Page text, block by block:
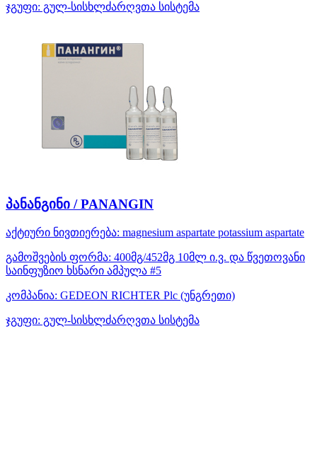
ჯგუფი: გულ-სისხლძარღვთა სისტემა
პანანგინი / PANANGIN
აქტიური ნივთიერება: magnesium aspartate potassium aspartate
გამოშვების ფორმა: 400მგ/452მგ 10მლ ი.ვ. და წვეთოვანი
საინფუზიო ხსნარი ამპულა #5
კომპანია: GEDEON RICHTER Plc (უნგრეთი)
ჯგუფი: გულ-სისხლძარღვთა სისტემა